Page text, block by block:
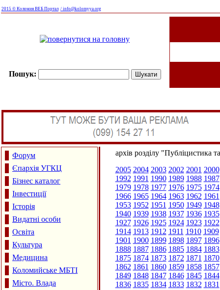
2015 © Коломия ВЕБ Портал / info@kolomyya.org
Пошук:
Форум
Єпархія УГКЦ
Бізнес каталог
Інвестиції
Історія
Видатні особи
Освіта
Культура
Медицина
Коломийське МБТІ
Місто. Влада
архів розділу "Публіцистика
2005 2004 2003 2002 2001 2000
1992 1991 1990 1989 1988 1987
1979 1978 1977 1976 1975 1974
1966 1965 1964 1963 1962 1961
1953 1952 1951 1950 1949 1948
1940 1939 1938 1937 1936 1935
1927 1926 1925 1924 1923 1922
1914 1913 1912 1911 1910 1909
1901 1900 1899 1898 1897 1896
1888 1887 1886 1885 1884 1883
1875 1874 1873 1872 1871 1870
1862 1861 1860 1859 1858 1857
1849 1848 1847 1846 1845 1844
1836 1835 1834 1833 1832 1831